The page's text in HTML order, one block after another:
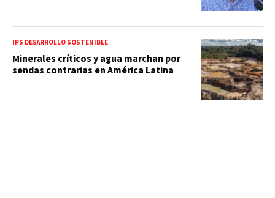
IPS DESARROLLO SOSTENIBLE
Minerales críticos y agua marchan por
sendas contrarias en América Latina